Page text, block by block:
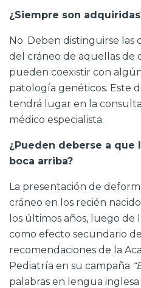
¿Siempre son
No. Deben distinguirse las
del cráneo de aquellas de
pueden coexistir con
patología genéticos. Este
tendrá lugar en la
médico especialista.
¿Pueden deberse a que
boca arriba?
La presentación de
cráneo en los recién
los últimos años, luego de
como efecto secundario
recomendaciones de la
Pediatría en su campaña
palabras en lengua